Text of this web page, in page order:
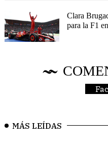
Clara
para la F1
MÁS LEÍDAS